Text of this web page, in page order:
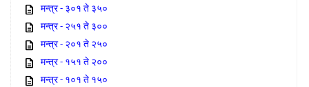
मन्त्र - ३०१ ते ३५०
मन्त्र - २५१ ते ३००
मन्त्र - २०१ ते २५०
मन्त्र - १५१ ते २००
मन्त्र - १०१ ते १५०